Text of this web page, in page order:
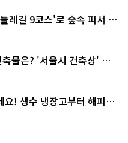
레길 9코스'로 숲속 피서 떠
물은? '서울시 건축상' 수
요! 생수 냉장고부터 해피소